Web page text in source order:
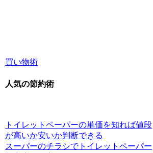
買い物術
人気の節約術
トイレットペーパーの単価を知れば値段
が高いか安いか判断できる
スーパーのチラシでトイレットペーパー